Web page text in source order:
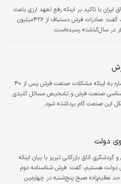
با تاکید بر اینکه رفع تعهد ارزی باعث
نابودی صنعت فرش کشور شده‌است، گفت: صادرات فرش دستباف از ۴۲۶‌میلیون
دنیای‌اقتصاد: رئیس اتاق کرمان با اشاره به اینکه مشکلات صنعت فرش پس از ۴۰
صنعت فرش و تشخیص مسائل کلیدی
صنعت گام برداشته شود.
دولت
اتاق بازرگانی تبریز با بیان اینکه
هستیم، گفت: فرش شناسنامه دوم
عظیم‌‌‌زاده صبح پنج‌شنبه در چهارمین